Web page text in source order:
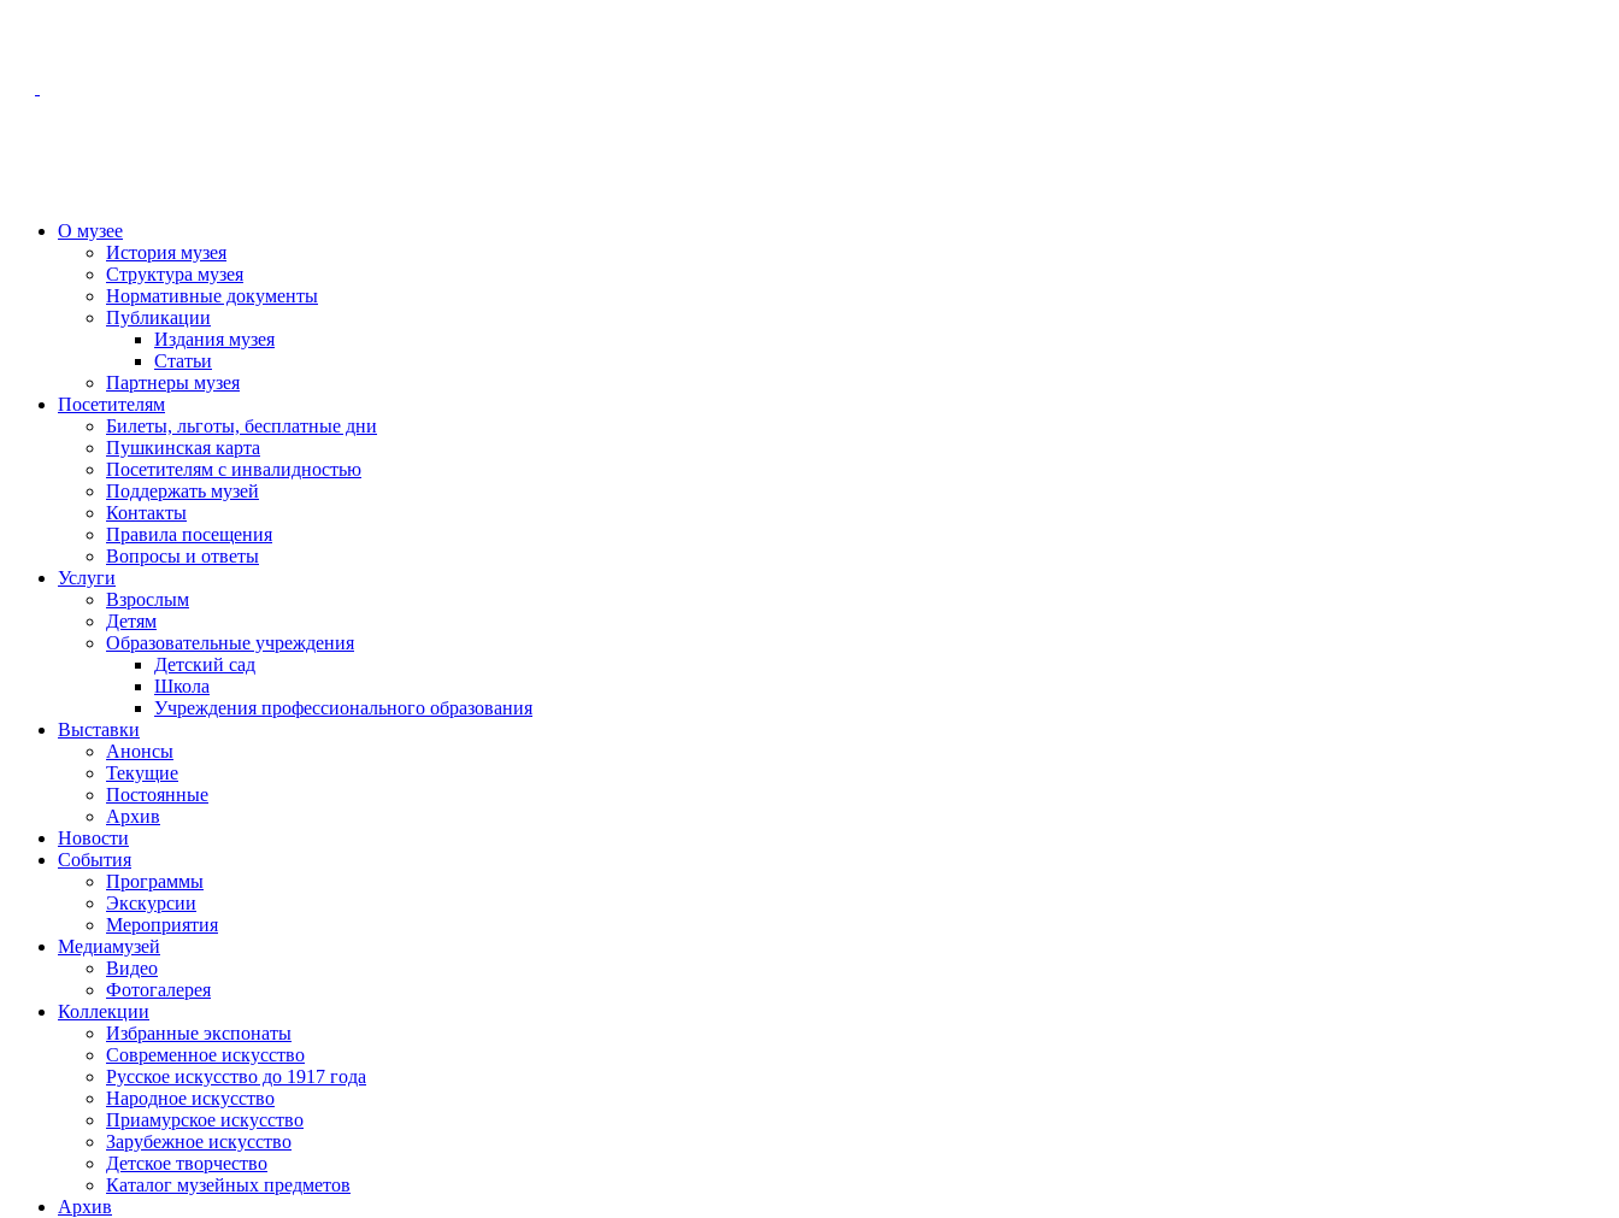
О музее
История музея
Структура музея
Нормативные документы
Публикации
Издания музея
Статьи
Партнеры музея
Посетителям
Билеты, льготы, бесплатные дни
Пушкинская карта
Посетителям с инвалидностью
Поддержать музей
Контакты
Правила посещения
Вопросы и ответы
Услуги
Взрослым
Детям
Образовательные учреждения
Детский сад
Школа
Учреждения профессионального образования
Выставки
Анонсы
Текущие
Постоянные
Архив
Новости
События
Программы
Экскурсии
Мероприятия
Медиамузей
Видео
Фотогалерея
Коллекции
Избранные экспонаты
Современное искусство
Русское искусство до 1917 года
Народное искусство
Приамурское искусство
Зарубежное искусство
Детское творчество
Каталог музейных предметов
Архив